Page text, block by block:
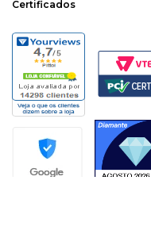
Certificados